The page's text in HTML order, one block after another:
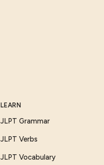
LEARN
JLPT Grammar
JLPT Verbs
JLPT Vocabulary